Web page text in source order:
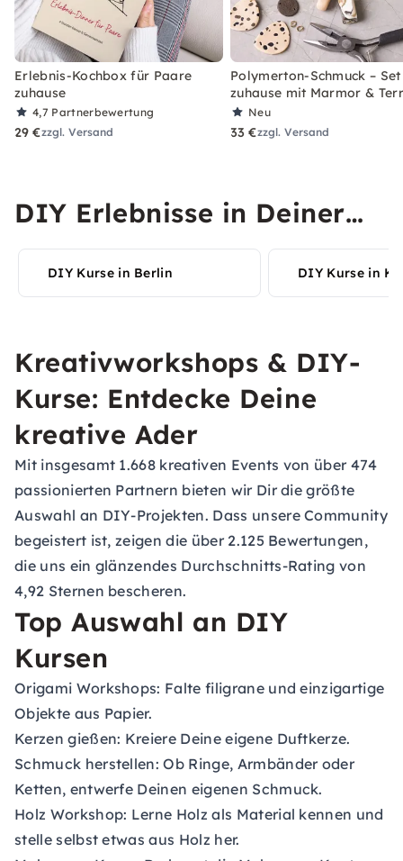
Erlebnis-Kochbox für Paare
zuhause
4,7 Partnerbewertung
29 €zzgl. Versand
Polymerton-Schmuck –
zuhause mit Marmor &
Neu
33 €zzgl. Versand
DIY Erlebnisse in Deiner
Stadt entdecken
DIY Kurse in Berlin DIY Kurse in
Kreativworkshops & DIY-
Kurse: Entdecke Deine
kreative Ader
Mit insgesamt 1.668 kreativen Events von über 474
passionierten Partnern bieten wir Dir die größte
Auswahl an DIY-Projekten. Dass unsere Community
begeistert ist, zeigen die über 2.125 Bewertungen,
die uns ein glänzendes Durchschnitts-Rating von
4,92 Sternen bescheren.
Top Auswahl an DIY
Kursen
Origami Workshops: Falte filigrane und einzigartige
Objekte aus Papier.
Kerzen gießen: Kreiere Deine eigene Duftkerze.
Schmuck herstellen: Ob Ringe, Armbänder oder
Ketten, entwerfe Deinen eigenen Schmuck.
Holz Workshop: Lerne Holz als Material kennen und
stelle selbst etwas aus Holz her.